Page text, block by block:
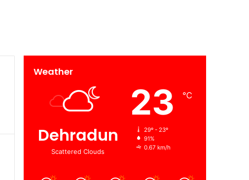
Weather
Dehradun
Scattered Clouds
23 ℃
29º - 23º
91%
0.67 km/h